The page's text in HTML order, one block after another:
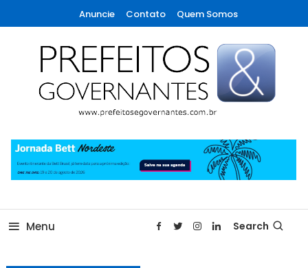
To
Content
Anuncie Contato Quem Somos
Prefeitos & Governantes
Menu Search